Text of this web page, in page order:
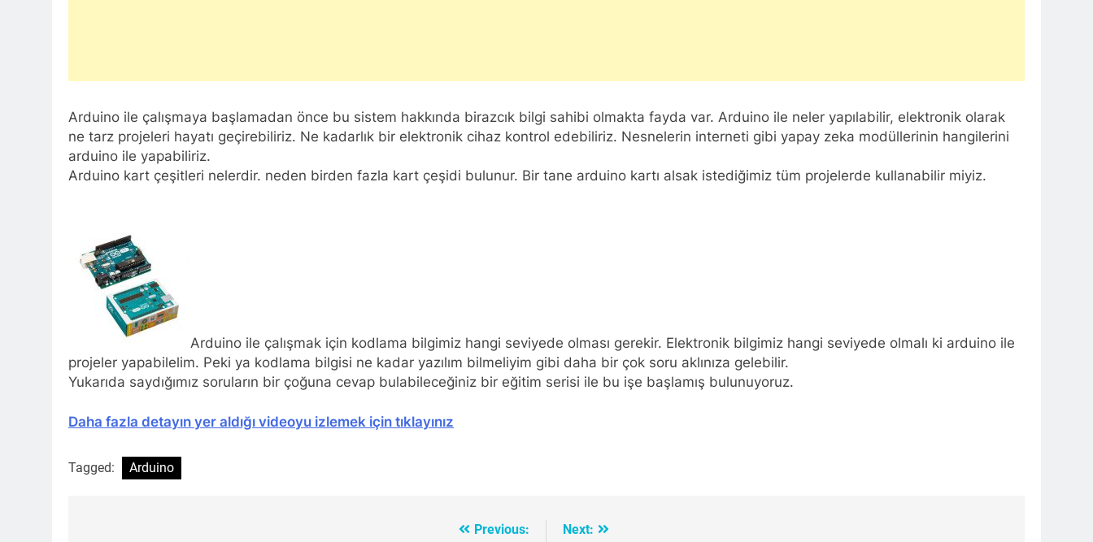
Arduino ile çalışmaya başlamadan önce bu sistem hakkında birazcık bilgi sahibi olmakta fayda var. Arduino ile neler yapılabilir, elektronik olarak
ne tarz projeleri hayatı geçirebiliriz. Ne kadarlık bir elektronik cihaz kontrol edebiliriz. Nesnelerin interneti gibi yapay zeka modüllerinin hangilerini
arduino ile yapabiliriz.
Arduino kart çeşitleri nelerdir. neden birden fazla kart çeşidi bulunur. Bir tane arduino kartı alsak istediğimiz tüm projelerde kullanabilir miyiz.
Arduino ile çalışmak için kodlama bilgimiz hangi seviyede olması gerekir. Elektronik bilgimiz hangi seviyede olmalı ki arduino ile
projeler yapabilelim. Peki ya kodlama bilgisi ne kadar yazılım bilmeliyim gibi daha bir çok soru aklınıza gelebilir.
Yukarıda saydığımız soruların bir çoğuna cevap bulabileceğiniz bir eğitim serisi ile bu işe başlamış bulunuyoruz.
Daha fazla detayın yer aldığı videoyu izlemek için tıklayınız
Tagged: Arduino
Previous:
Next: